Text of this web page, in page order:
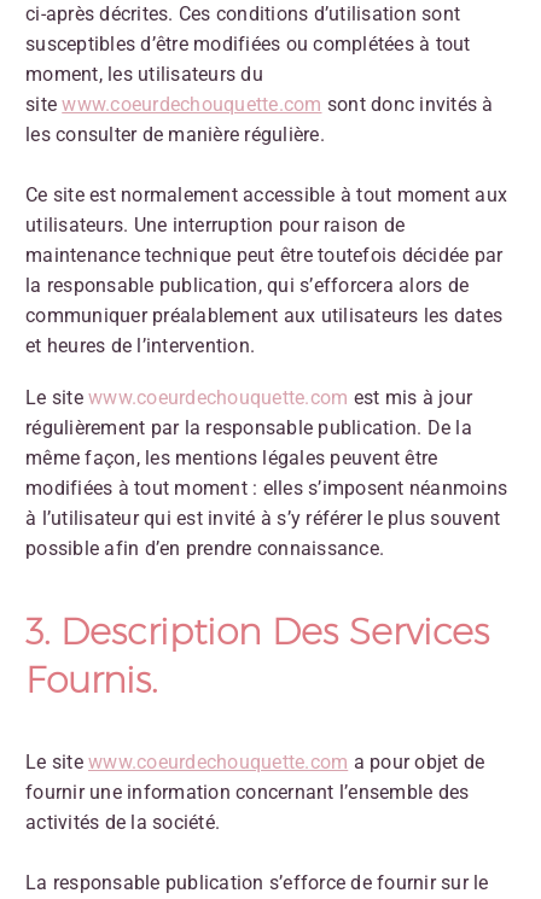
ci-après décrites. Ces conditions d’utilisation sont
susceptibles d’être modifiées ou complétées à tout
moment, les utilisateurs du
sitewww.coeurdechouquette.com sont donc invités à
les consulter de manière régulière.
Ce site est normalement accessible à tout moment aux
utilisateurs. Une interruption pour raison de
maintenance technique peut être toutefois décidée par
la responsable publication, qui s’efforcera alors de
communiquer préalablement aux utilisateurs les dates
et heures de l’intervention.
Le site www.coeurdechouquette.com est mis à jour
régulièrement par la responsable publication. De la
même façon, les mentions légales peuvent être
modifiées à tout moment : elles s’imposent néanmoins
à l’utilisateur qui est invité à s’y référer le plus souvent
possible afin d’en prendre connaissance.
3. Description Des Services
Fournis.
Le site www.coeurdechouquette.com a pour objet de
fournir une information concernant l’ensemble des
activités de la société.
La responsable publication s’efforce de fournir sur le